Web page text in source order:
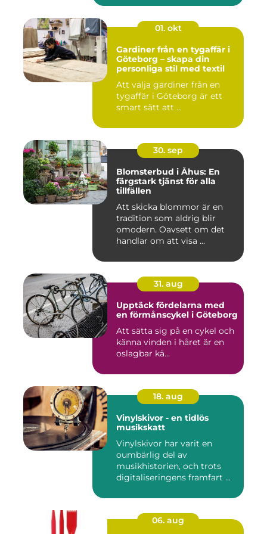
01. okt
Gardiner från en tygaffär i
Göteborg – skapa din
personliga stil med textil
Att välja gardiner från en
tygaffär i Göteborg är ett
smart sätt att ...
30. sep
Blomsterbud i Åhus: En
färgstark tjänst för alla
tillfällen
Att skicka blommor är en
tradition som aldrig blir
omodern. Oavsett om det
handlar om att visa ...
31. aug
Upptäck fördelarna med
en förmånscykel i Göteborg
Att sätta sig på en cykel och
känna vinden i håret är en
oslagbar kä...
18. aug
Vinylskivor - en tidlös
musikskatt
Vinylskivor har varit en
oumbärlig del av
musikhistorien, och trots
digitaliseringens framfart ...
06. aug